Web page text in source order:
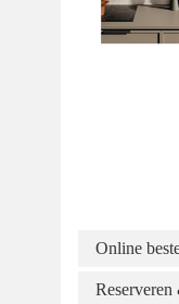
Online
Reserveren